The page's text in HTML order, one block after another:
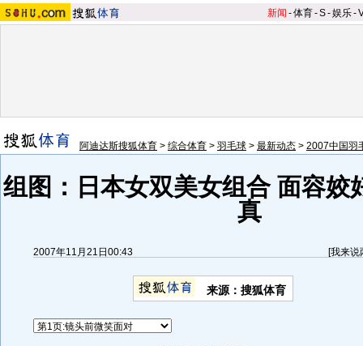
新闻 -体育-S-娱乐-
阿迪达斯搜狐体育 > 综合体育 > 羽毛球 > 最新动态 > 2007中国羽
组图：日本女双美女组合 面容姣
真
2007年11月21日00:43 [我来说
来源：搜狐体育